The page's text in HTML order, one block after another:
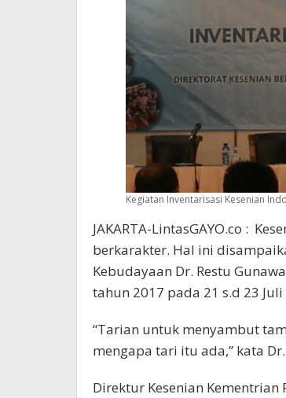
Kegiatan Inventarisasi Kesenian
JAKARTA-LintasGAYO.co :
berkarakter. Hal ini
Kebudayaan Dr. Restu
tahun 2017 pada 21 s.d 23
“Tarian untuk menyambut
mengapa tari itu ada,” kata Dr.
Direktur Kesenian